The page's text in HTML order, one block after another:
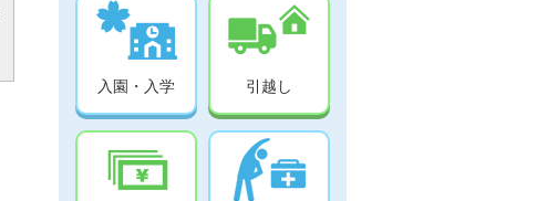
入園・入学 引越し